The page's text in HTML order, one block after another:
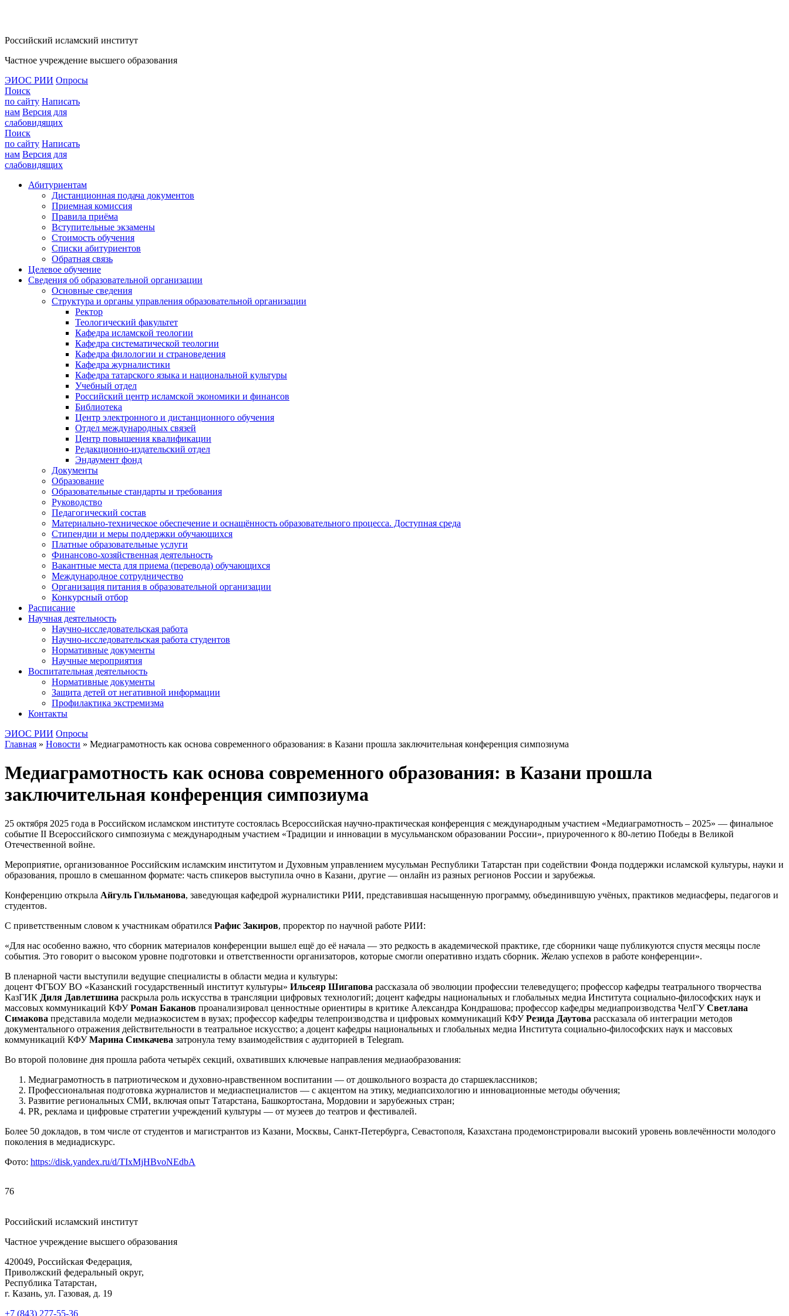
Российский исламский институт
Частное учреждение высшего образования
ЭИОС РИИ Опросы
Поиск
по сайту Написать
нам Версия для
слабовидящих
Поиск
по сайту Написать
нам Версия для
слабовидящих
Абитуриентам
Дистанционная подача документов
Приемная комиссия
Правила приёма
Вступительные экзамены
Стоимость обучения
Списки абитуриентов
Обратная связь
Целевое обучение
Сведения об образовательной организации
Основные сведения
Структура и органы управления образовательной организации
Ректор
Теологический факультет
Кафедра исламской теологии
Кафедра систематической теологии
Кафедра филологии и страноведения
Кафедра журналистики
Кафедра татарского языка и национальной культуры
Учебный отдел
Российский центр исламской экономики и финансов
Библиотека
Центр электронного и дистанционного обучения
Отдел международных связей
Центр повышения квалификации
Редакционно-издательский отдел
Эндаумент фонд
Документы
Образование
Образовательные стандарты и требования
Руководство
Педагогический состав
Материально-техническое обеспечение и оснащённость образовательного процесса. Доступная среда
Стипендии и меры поддержки обучающихся
Платные образовательные услуги
Финансово-хозяйственная деятельность
Вакантные места для приема (перевода) обучающихся
Международное сотрудничество
Организация питания в образовательной организации
Конкурсный отбор
Расписание
Научная деятельность
Научно-исследовательская работа
Научно-исследовательская работа студентов
Нормативные документы
Научные мероприятия
Воспитательная деятельность
Нормативные документы
Защита детей от негативной информации
Профилактика экстремизма
Контакты
ЭИОС РИИ Опросы
Главная » Новости » Медиаграмотность как основа современного образования: в Казани прошла заключительная конференция симпозиума
Медиаграмотность как основа современного образования: в Казани прошла
заключительная конференция симпозиума
25 октября 2025 года в Российском исламском институте состоялась Всероссийская научно-практическая конференция с международным участием «Медиаграмотность – 2025» — финальное
событие II Всероссийского симпозиума с международным участием «Традиции и инновации в мусульманском образовании России», приуроченного к 80-летию Победы в Великой
Отечественной войне.
Мероприятие, организованное Российским исламским институтом и Духовным управлением мусульман Республики Татарстан при содействии Фонда поддержки исламской культуры, науки и
образования, прошло в смешанном формате: часть спикеров выступила очно в Казани, другие — онлайн из разных регионов России и зарубежья.
Конференцию открыла Айгуль Гильманова, заведующая кафедрой журналистики РИИ, представившая насыщенную программу, объединившую учёных, практиков медиасферы, педагогов и
студентов.
С приветственным словом к участникам обратился Рафис Закиров, проректор по научной работе РИИ:
«Для нас особенно важно, что сборник материалов конференции вышел ещё до её начала — это редкость в академической практике, где сборники чаще публикуются спустя месяцы после
события. Это говорит о высоком уровне подготовки и ответственности организаторов, которые смогли оперативно издать сборник. Желаю успехов в работе конференции».
В пленарной части выступили ведущие специалисты в области медиа и культуры:
доцент ФГБОУ ВО «Казанский государственный институт культуры» Ильсеяр Шигапова рассказала об эволюции профессии телеведущего; профессор кафедры театрального творчества
КазГИК Диля Давлетшина раскрыла роль искусства в трансляции цифровых технологий; доцент кафедры национальных и глобальных медиа Института социально-философских наук и
массовых коммуникаций КФУРоман Баканов проанализировал ценностные ориентиры в критике Александра Кондрашова; профессор кафедры медиапроизводства ЧелГУСветлана
Симакова представила модели медиаэкосистем в вузах; профессор кафедры телепроизводства и цифровых коммуникаций КФУРезида Даутова рассказала об интеграции методов
документального отражения действительности в театральное искусство; а доцент кафедры национальных и глобальных медиа Института социально-философских наук и массовых
коммуникаций КФУМарина Симкачева затронула тему взаимодействия с аудиторией в Telegram.
Во второй половине дня прошла работа четырёх секций, охвативших ключевые направления медиаобразования:
Медиаграмотность в патриотическом и духовно-нравственном воспитании — от дошкольного возраста до старшеклассников;
Профессиональная подготовка журналистов и медиаспециалистов — с акцентом на этику, медиапсихологию и инновационные методы обучения;
Развитие региональных СМИ, включая опыт Татарстана, Башкортостана, Мордовии и зарубежных стран;
PR, реклама и цифровые стратегии учреждений культуры — от музеев до театров и фестивалей.
Более 50 докладов, в том числе от студентов и магистрантов из Казани, Москвы, Санкт-Петербурга, Севастополя, Казахстана продемонстрировали высокий уровень вовлечённости молодого
поколения в медиадискурс.
Фото: https://disk.yandex.ru/d/TIxMjHBvoNEdbA
76
Российский исламский институт
Частное учреждение высшего образования
420049, Российская Федерация,
Приволжский федеральный округ,
Республика Татарстан,
г. Казань, ул. Газовая, д. 19
+7 (843) 277-55-36